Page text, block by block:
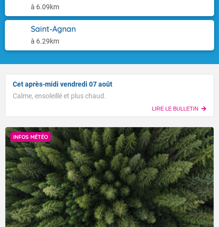
à 6.09km
Saint-Agnan
à 6.29km
Cet après-midi vendredi 07 août
Calme, ensoleillé et plus chaud.
LIRE LE BULLETIN
INFOS MÉTÉO